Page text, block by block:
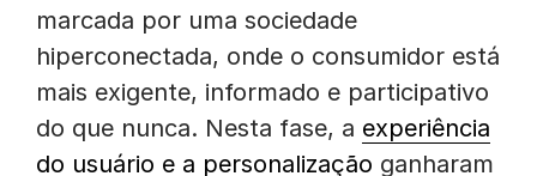
marcada por uma sociedade
hiperconectada, onde o consumidor está
mais exigente, informado e participativo
do que nunca. Nesta fase, a experiência
do usuário e a personalização ganharam